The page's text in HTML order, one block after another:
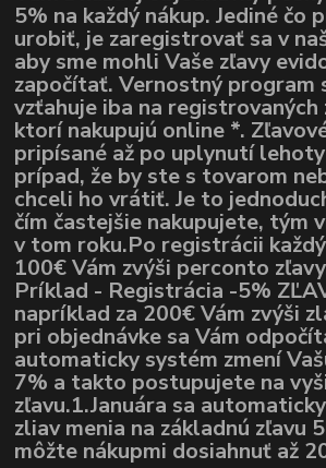
5% na každý nákup. Jediné čo
urobiť, je zaregistrovať sa v
aby sme mohli Vaše zľavy
započítať. Vernostný program
vzťahuje iba na registrovaných
ktorí nakupujú online *.
pripísané až po uplynutí
prípad, že by ste s tovarom
chceli ho vrátiť. Je to
čím častejšie nakupujete, tým
v tom roku.Po registrácii
100€ Vám zvýši perconto
Príklad - Registrácia -5%
napríklad za 200€ Vám zvýši
pri objednávke sa Vám
automaticky systém zmení
7% a takto postupujete na
zľavu.1.Januára sa
zliav menia na základnú zľavu
môžte nákupmi dosiahnuť až